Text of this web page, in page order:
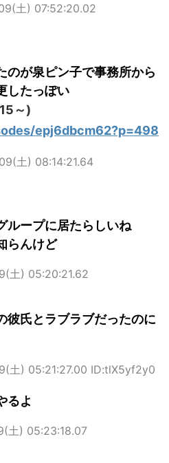
土) 07:52:20.02
のが泉ピン子で事務所から
したっぽい
～)
epj6dbcm62?p=498
土) 08:14:21.64
ループに居たらしいね
らんけど
土) 05:20:21.62
彼氏とラブラブだったのに
土) 05:21:27.00 ID:tlX5yf2y0
るよ
土) 05:23:18.07